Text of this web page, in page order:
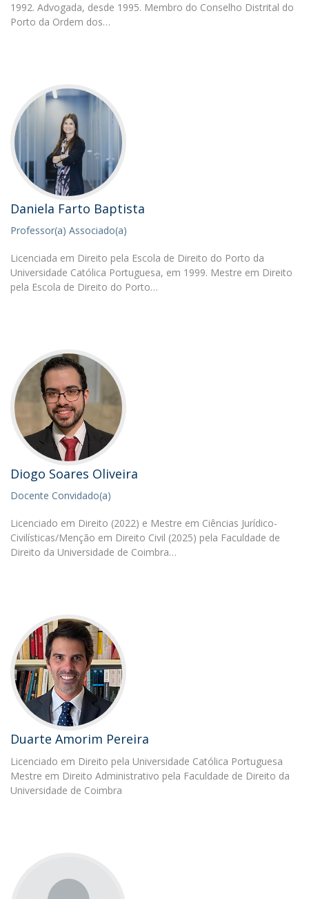
1992. Advogada, desde 1995. Membro do Conselho Distrital do
Porto da Ordem dos…
Daniela Farto Baptista
Professor(a) Associado(a)
Licenciada em Direito pela Escola de Direito do Porto da
Universidade Católica Portuguesa, em 1999. Mestre em Direito
pela Escola de Direito do Porto…
Diogo Soares Oliveira
Docente Convidado(a)
Licenciado em Direito (2022) e Mestre em Ciências Jurídico-
Civilísticas/Menção em Direito Civil (2025) pela Faculdade de
Direito da Universidade de Coimbra…
Duarte Amorim Pereira
Licenciado em Direito pela Universidade Católica Portuguesa
Mestre em Direito Administrativo pela Faculdade de Direito da
Universidade de Coimbra